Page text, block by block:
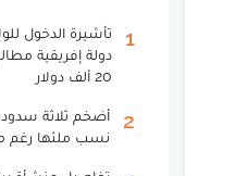
1
دولة إفريقية
20 ألف دولار
2
أضخم ثلاثة
نسب ملئها رغم